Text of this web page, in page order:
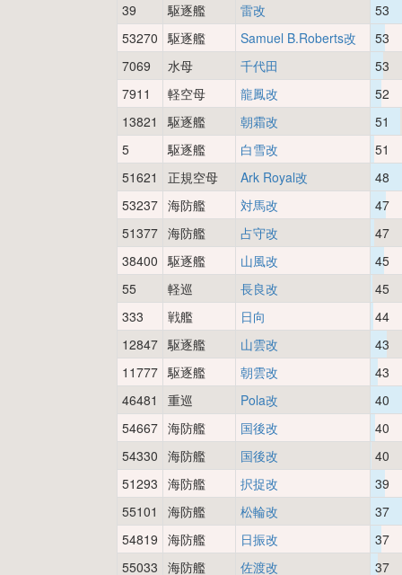
39
駆逐艦 雷改
53
53270 駆逐艦 Samuel B.Roberts改
53
7069
水母 千代田
53
7911
軽空母 龍鳳改
52
13821
駆逐艦 朝霜改
51
5
駆逐艦 白雪改
51
51621
正規空母 Ark Royal改
48
53237 海防艦 対馬改
47
51377 海防艦 占守改
47
38400 駆逐艦 山風改
45
55
軽巡 長良改
45
333
戦艦 日向
44
12847 駆逐艦 山雲改
43
11777 駆逐艦 朝雲改
43
46481
重巡 Pola改
40
54667 海防艦 国後改
40
54330 海防艦 国後改
40
51293 海防艦 択捉改
39
55101
海防艦 松輪改
37
54819 海防艦 日振改
37
55033 海防艦 佐渡改
37